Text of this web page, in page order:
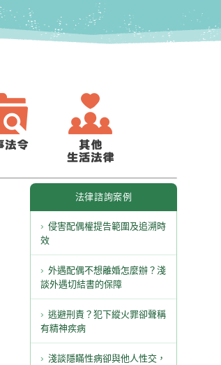
法律諮詢案例
侵害配偶權提告範圍及追溯時
效
外遇配偶不想離婚怎麼辦？淺
談外遇切結書的保障
逃避刑責？犯下縱火罪卻聲稱
有精神疾病
淺談隱瞞性病卻與他人性交，